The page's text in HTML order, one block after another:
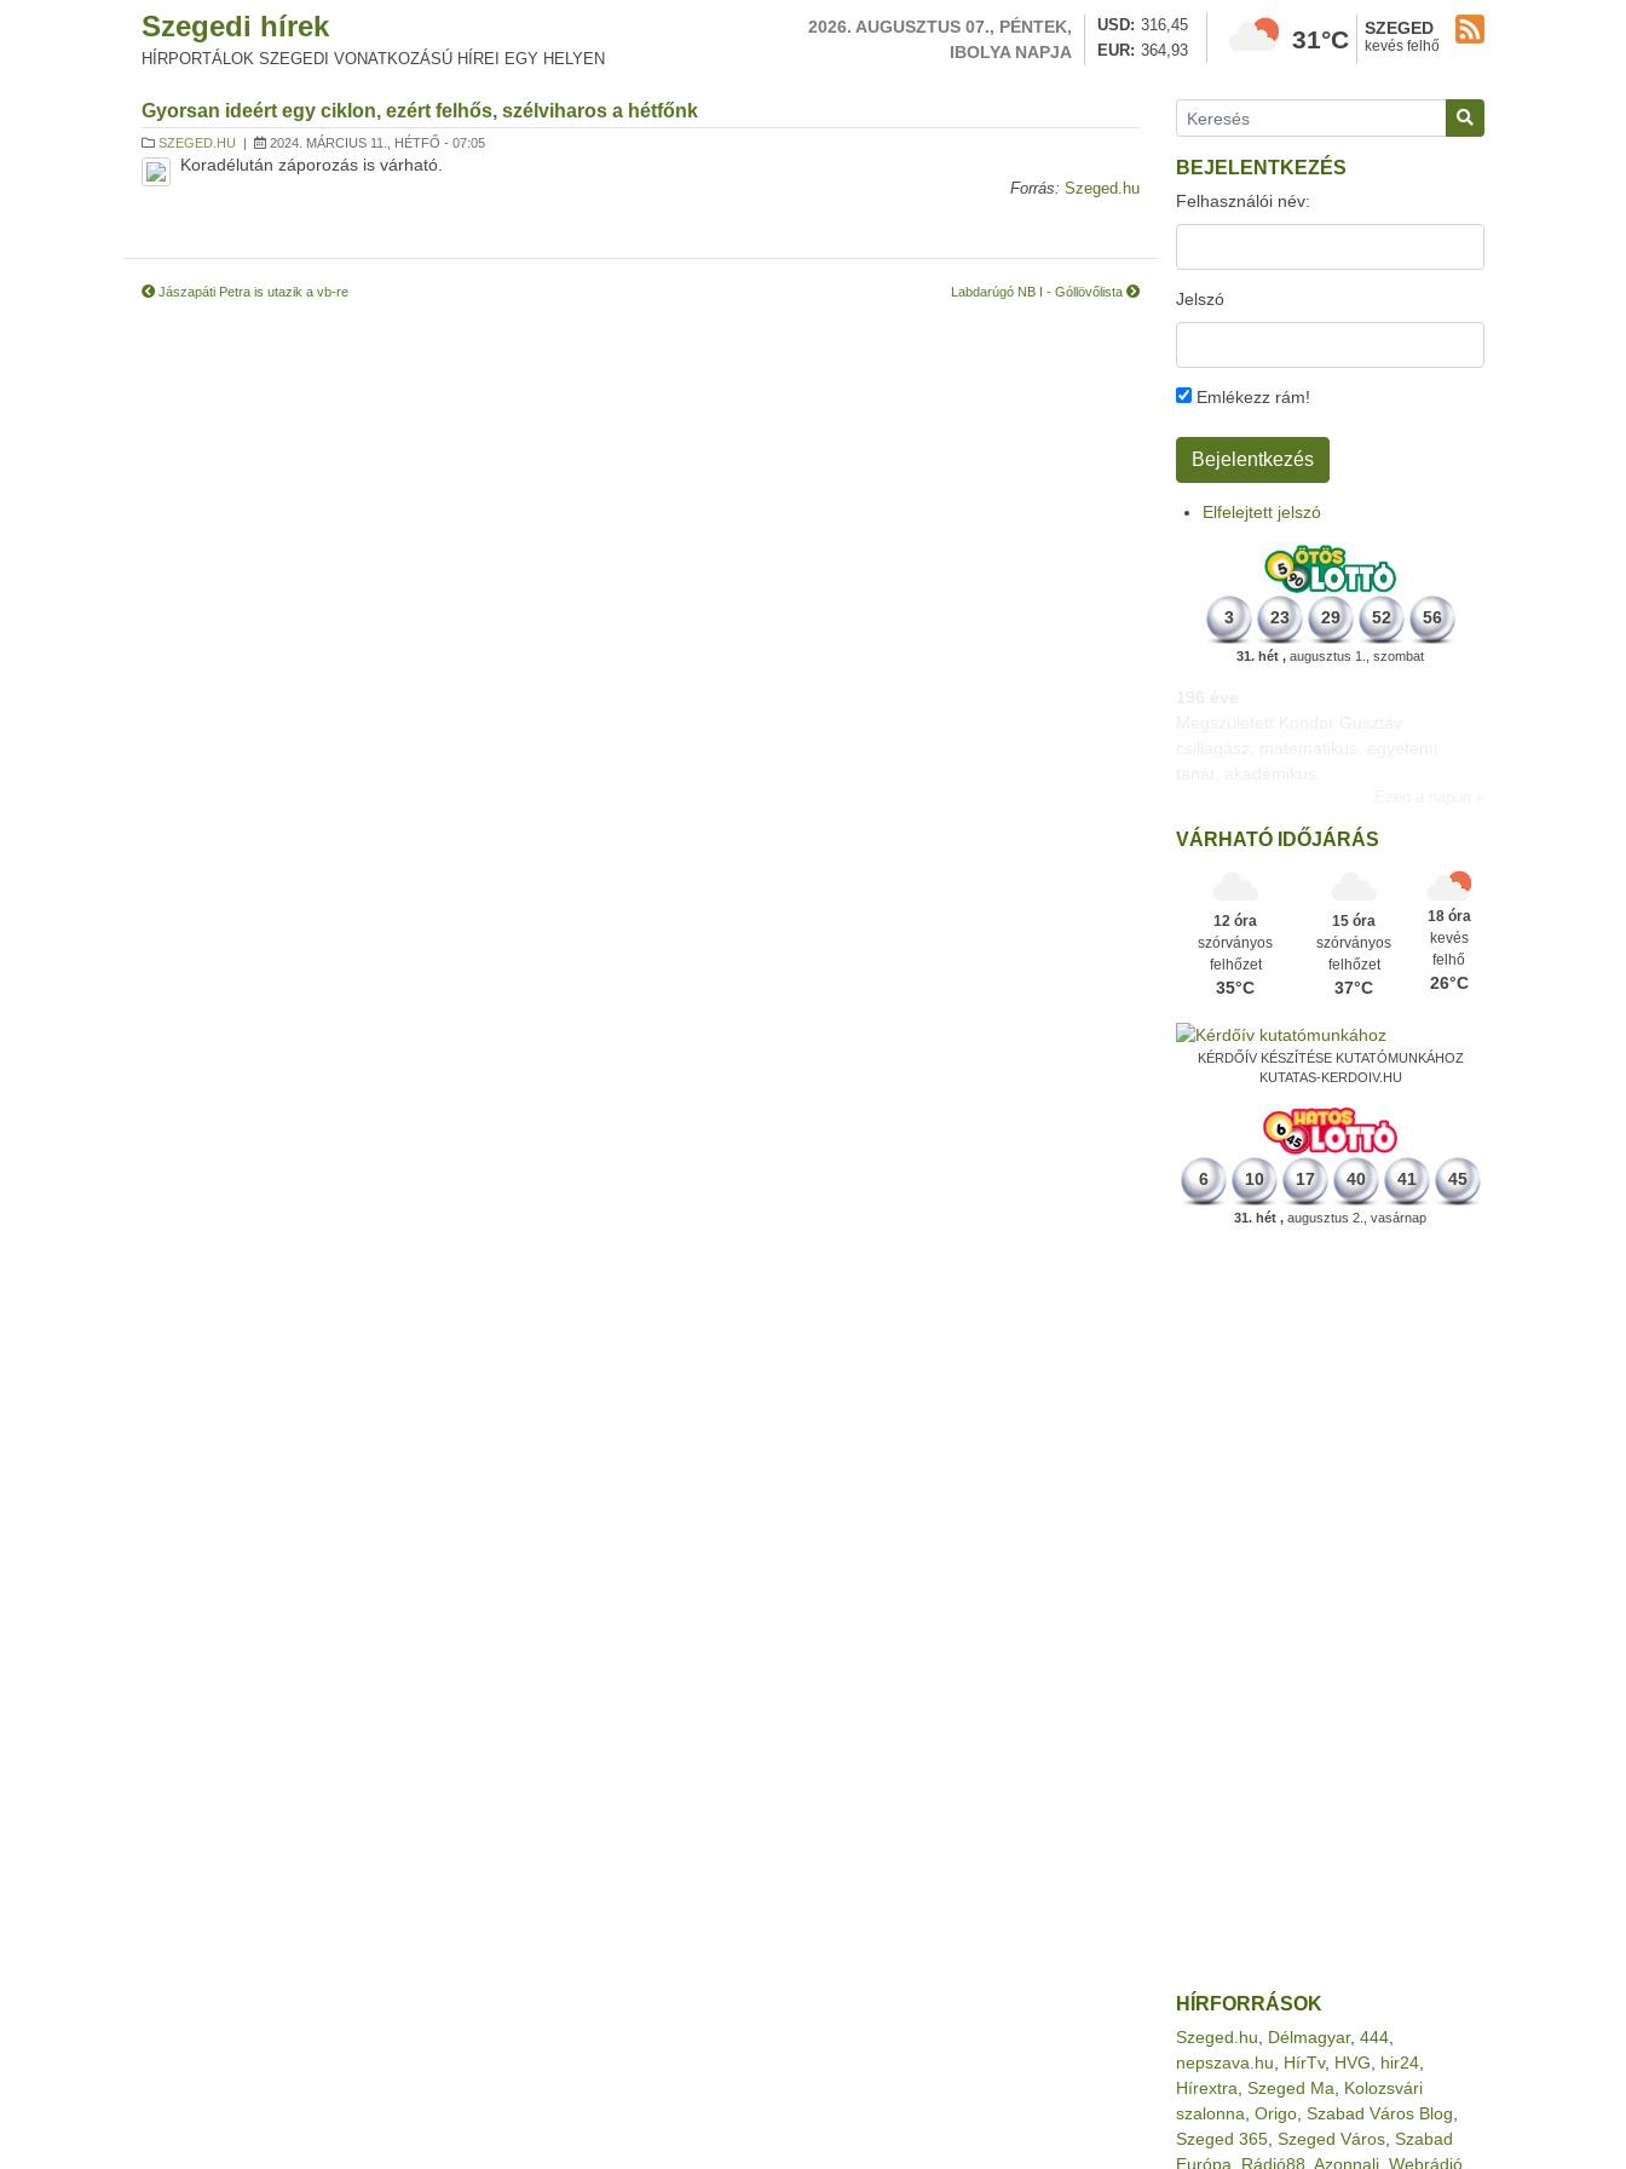
Szegedi hírek
HÍRPORTÁLOK SZEGEDI VONATKOZÁSÚ HÍREI EGY HELYEN
2026. AUGUSZTUS 07., PÉNTEK,
IBOLYA NAPJA
USD
316,45
EUR
364,93 31°C SZEGED
kevés felhő
Gyorsan ideért egy ciklon, ezért felhős, szélviharos a hétfőnk
SZEGED.HU | 2024. MÁRCIUS 11., HÉTFŐ - 07:05
Koradélután záporozás is várható.
Forrás: Szeged.hu
Jászapáti Petra is utazik a vb-re Labdarúgó NB I - Góllövőlista
BEJELENTKEZÉS
Felhasználói név:
Jelszó
Emlékezz rám!
Elfelejtett jelszó
3 23 29 52 56
31. hét , augusztus 1., szombat
VÁRHATÓ IDŐJÁRÁS
12 óra
szórványos
felhőzet
35°C
15 óra
szórványos
felhőzet
37°C
18 óra
kevés
felhő
26°C
KÉRDŐÍV KÉSZÍTÉSE KUTATÓMUNKÁHOZ
KUTATAS-KERDOIV.HU
6 10 17 40 41 45
31. hét , augusztus 2., vasárnap
HÍRFORRÁSOK
Szeged.hu Délmagyar, 444
nepszava.hu
HírTv, HVG hir24
Hírextra Szeged Ma
Kolozsvári
szalonna Origo Szabad Város Blog
Szeged 365 Szeged Város Szabad
Európa
Rádió88 Azonnali Webrádió